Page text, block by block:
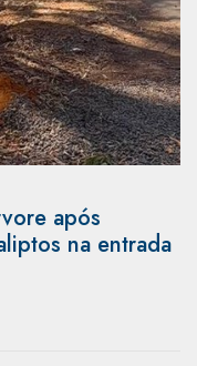
após
na entrada